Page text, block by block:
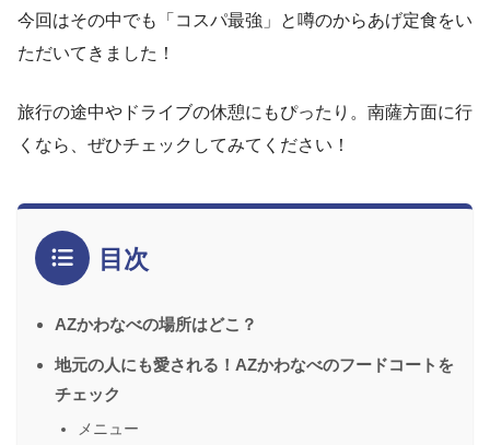
今回はその中でも「コスパ最強」と噂のからあげ定食をい
ただいてきました！
旅行の途中やドライブの休憩にもぴったり。南薩方面に行
くなら、ぜひチェックしてみてください！
目次
AZかわなべの場所はどこ？
地元の人にも愛される！AZかわなべのフードコートを
チェック
メニュー